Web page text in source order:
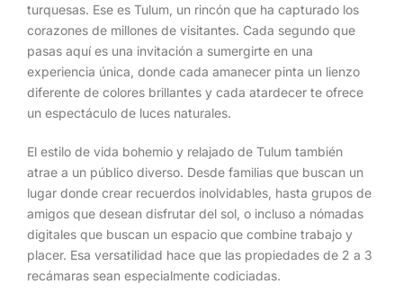
turquesas. Ese es Tulum, un rincón que ha capturado los
corazones de millones de visitantes. Cada segundo que
pasas aquí es una invitación a sumergirte en una
experiencia única, donde cada amanecer pinta un lienzo
diferente de colores brillantes y cada atardecer te ofrece
un espectáculo de luces naturales.
El estilo de vida bohemio y relajado de Tulum también
atrae a un público diverso. Desde familias que buscan un
lugar donde crear recuerdos inolvidables, hasta grupos de
amigos que desean disfrutar del sol, o incluso a nómadas
digitales que buscan un espacio que combine trabajo y
placer. Esa versatilidad hace que las propiedades de 2 a 3
recámaras sean especialmente codiciadas.